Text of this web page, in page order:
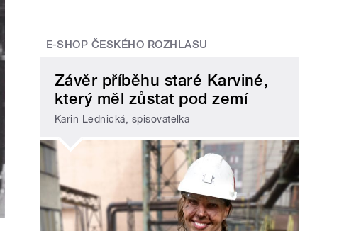
E-SHOP ČESKÉHO ROZHLASU
Závěr příběhu staré Karviné,
který měl zůstat pod zemí
Karin Lednická, spisovatelka